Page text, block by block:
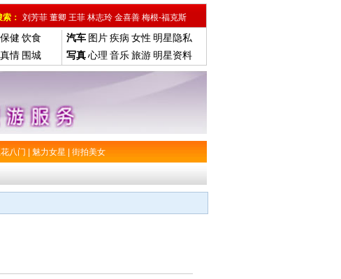
： 刘芳菲 董卿 王菲 林志玲 金喜善 梅根-福克斯
保健 饮食
真情 围城
汽车 图片疾病 女性 明星隐私
写真心理 音乐旅游 明星资料
八门 魅力女星 街拍美女